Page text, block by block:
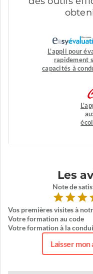
L'appli pour
rapidement
capacités à
Les
Note de
Vos premières visites à
Votre formation au code
Votre formation à la
Laisser